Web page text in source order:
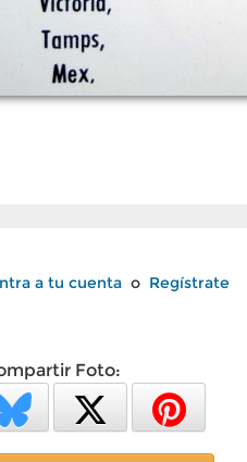
a tu cuenta o Regístrate
Foto: